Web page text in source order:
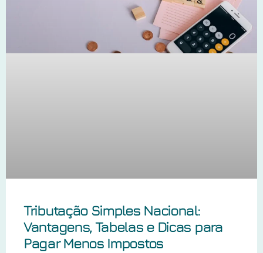
Tributação Simples Nacional:
Vantagens, Tabelas e Dicas para
Pagar Menos Impostos